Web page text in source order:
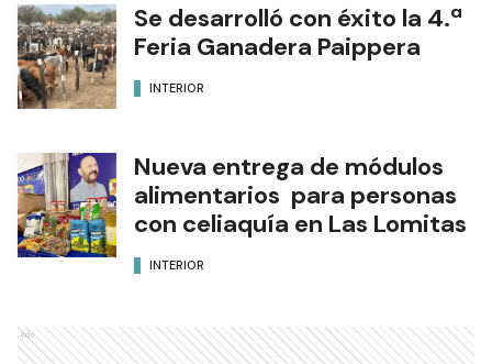
Se desarrolló con éxito la 4.ª
Feria Ganadera Paippera
INTERIOR
Nueva entrega de módulos
alimentarios para personas
con celiaquía en Las Lomitas
INTERIOR
Ads